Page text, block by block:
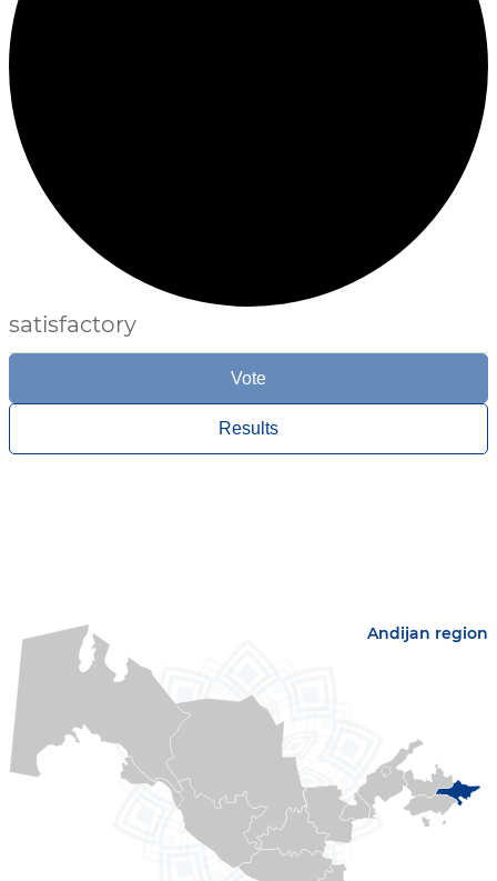
satisfactory
Vote
Results
Andijan region